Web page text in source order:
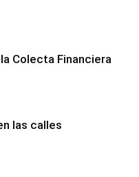
Colecta Financiera
las calles